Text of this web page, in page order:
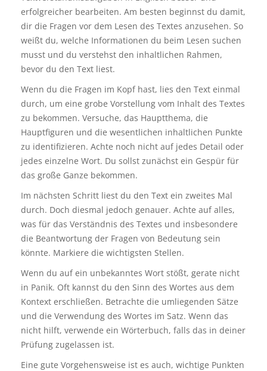
erfolgreicher bearbeiten. Am besten beginnst du damit,
dir die Fragen vor dem Lesen des Textes anzusehen. So
weißt du, welche Informationen du beim Lesen suchen
musst und du verstehst den inhaltlichen Rahmen,
bevor du den Text liest.
Wenn du die Fragen im Kopf hast, lies den Text einmal
durch, um eine grobe Vorstellung vom Inhalt des Textes
zu bekommen. Versuche, das Hauptthema, die
Hauptfiguren und die wesentlichen inhaltlichen Punkte
zu identifizieren. Achte noch nicht auf jedes Detail oder
jedes einzelne Wort. Du sollst zunächst ein Gespür für
das große Ganze bekommen.
Im nächsten Schritt liest du den Text ein zweites Mal
durch. Doch diesmal jedoch genauer. Achte auf alles,
was für das Verständnis des Textes und insbesondere
die Beantwortung der Fragen von Bedeutung sein
könnte. Markiere die wichtigsten Stellen.
Wenn du auf ein unbekanntes Wort stößt, gerate nicht
in Panik. Oft kannst du den Sinn des Wortes aus dem
Kontext erschließen. Betrachte die umliegenden Sätze
und die Verwendung des Wortes im Satz. Wenn das
nicht hilft, verwende ein Wörterbuch, falls das in deiner
Prüfung zugelassen ist.
Eine gute Vorgehensweise ist es auch, wichtige Punkten